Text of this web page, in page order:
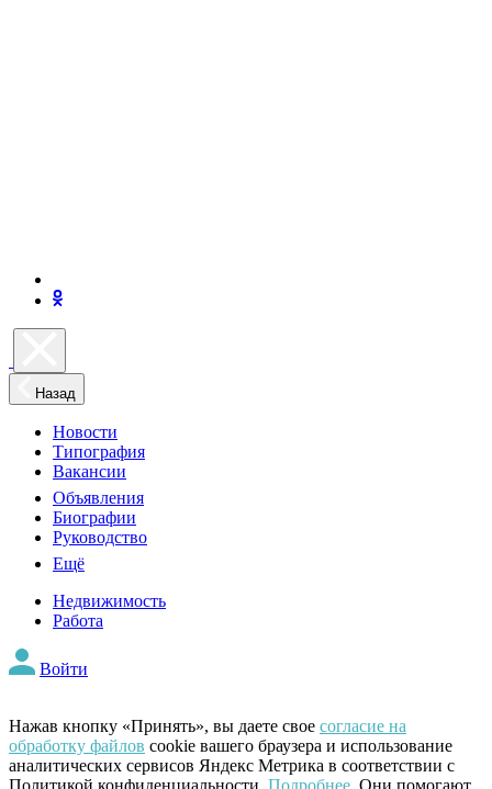
Назад
Новости
Типография
Вакансии
Объявления
Биографии
Руководство
Ещё
Недвижимость
Работа
Войти
Нажав кнопку «Принять», вы даете свое согласие на
обработку файлов cookie вашего браузера и использование
аналитических сервисов Яндекс Метрика в соответствии с
Политикой конфиденциальности. Подробнее . Они помогают